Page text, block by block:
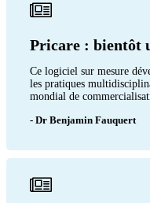
Pricare : bientôt
Ce logiciel sur mesure
les pratiques
mondial de
- Dr Benjamin Fauquert